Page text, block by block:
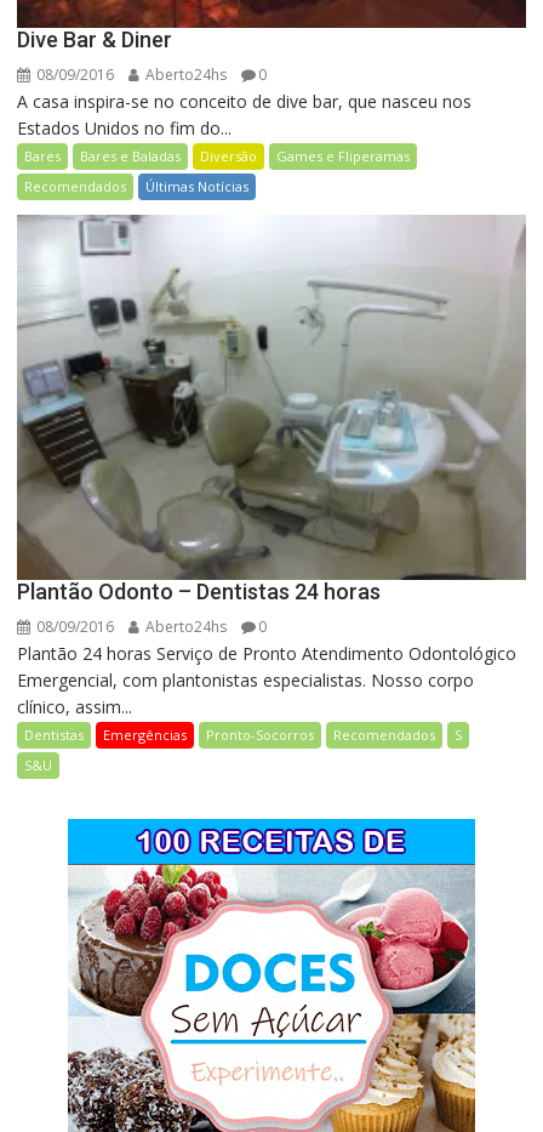
Dive Bar & Diner
08/09/2016 Aberto24hs 0
A casa inspira-se no conceito de dive bar, que nasceu nos
Estados Unidos no fim do...
Bares Bares e Baladas Diversão
Games e Fliperamas
Recomendados
Últimas Notícias
Plantão Odonto – Dentistas 24 horas
08/09/2016 Aberto24hs 0
Plantão 24 horas Serviço de Pronto Atendimento Odontológico
Emergencial, com plantonistas especialistas. Nosso corpo
clínico, assim...
Dentistas Emergências Pronto-Socorros Recomendados
S
S&U